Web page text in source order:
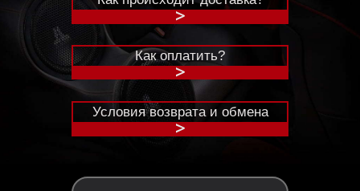
>
Как оплатить?
>
Условия возврата и обмена
>